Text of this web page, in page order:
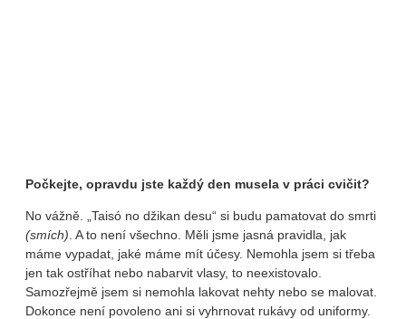
Počkejte, opravdu jste každý den musela v práci cvičit?
No vážně. „Taisó no džikan desu“ si budu pamatovat do smrti
(smích) . A to není všechno. Měli jsme jasná pravidla, jak
máme vypadat, jaké máme mít účesy. Nemohla jsem si třeba
jen tak ostříhat nebo nabarvit vlasy, to neexistovalo.
Samozřejmě jsem si nemohla lakovat nehty nebo se malovat.
Dokonce není povoleno ani si vyhrnovat rukávy od uniformy.